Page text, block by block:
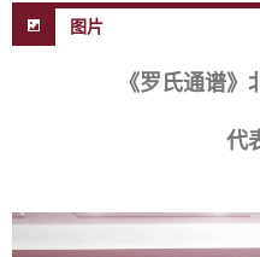
图片
《罗氏通谱
代